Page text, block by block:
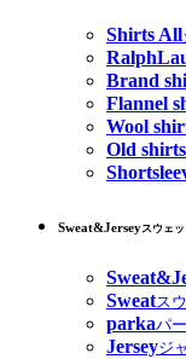
Shirts All
Brand
Flannel
Wool
Old shirts
Sweat&Jerseyスウェ
Sweatス
parkaパ
Jerseyジ